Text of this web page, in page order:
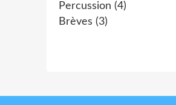
Percussion (4)
Brèves (3)